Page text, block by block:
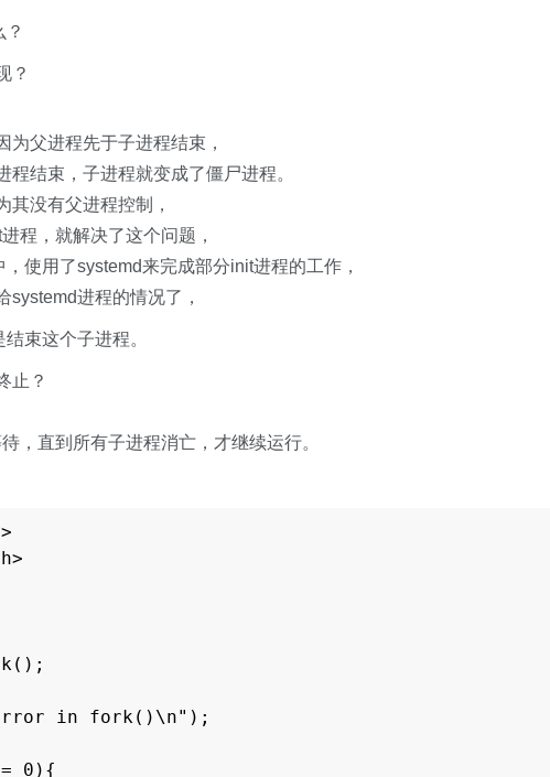
？
为父进程先于子进程结束，
程结束，子进程就变成了僵尸进程。
其没有父进程控制，
程，就解决了这个问题，
使用了systemd来完成部分init进程的工作，
systemd进程的情况了，
束这个子进程。
止？
，直到所有子进程消亡，才继续运行。
in fork()\n");
0){